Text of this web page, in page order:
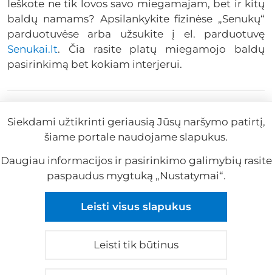
Ieškote ne tik lovos savo miegamajam, bet ir kitų
baldų namams? Apsilankykite fizinėse „Senukų“
parduotuvėse arba užsukite į el. parduotuvę
Senukai.lt. Čia rasite platų miegamojo baldų
pasirinkimą bet kokiam interjerui.
patarimai #Senukai #Sofa-lova
Reklama
Siekdami užtikrinti geriausią Jūsų naršymo patirtį,
šiame portale naudojame slapukus.
Daugiau informacijos ir pasirinkimo galimybių rasite
paspaudus mygtuką „Nustatymai“.
Leisti visus slapukus
Leisti tik būtinus